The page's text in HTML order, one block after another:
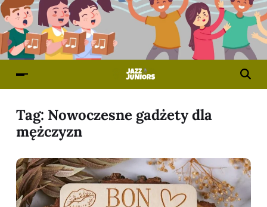
Tag: Nowoczesne gadżety dla
mężczyzn